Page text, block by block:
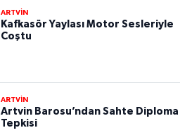
ARTVİN
Kafkasör Yaylası Motor Sesleriyle
Coştu
ARTVİN
Artvin Barosu’ndan Sahte Diploma
Tepkisi